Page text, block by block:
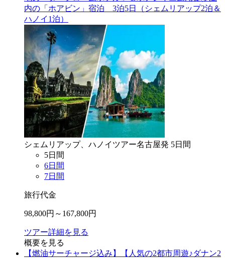
内の「ホアビン」宿泊 3泊5日（シェムリアップ2泊＆
ハノイ1泊）
シェムリアップ、ハノイ ツアー名古屋発 5日間
5日間
6日間
7日間
旅行代金
98,800円～ 167,800円
ツアー詳細を見る
概要を見る
【燃油サーチャージ込み】【人気の2都市周遊♪ダナン2